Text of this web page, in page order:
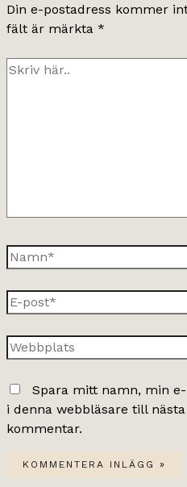
Din e-postadress kommer
fält är märkta *
Skriv
Namn*
E-
post*
Webbplats
Spara mitt namn, min
i denna webbläsare till
kommentar.